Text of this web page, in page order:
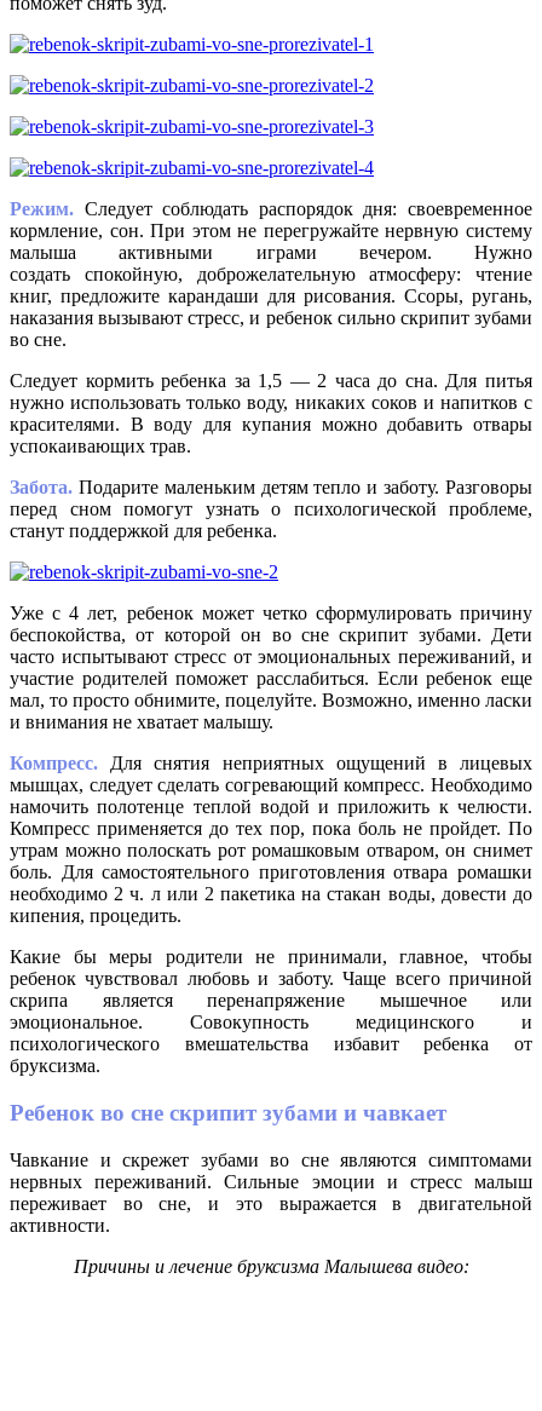
Режим. Следует соблюдать распорядок дня: своевременное
кормление, сон. При этом не перегружайте нервную систему
малыша активными играми вечером. Нужно
создать спокойную, доброжелательную атмосферу: чтение
книг, предложите карандаши для рисования. Ссоры, ругань,
наказания вызывают стресс, и ребенок сильно скрипит зубами
во сне.
Следует кормить ребенка за 1,5 — 2 часа до сна. Для питья
нужно использовать только воду, никаких соков и напитков с
красителями. В воду для купания можно добавить отвары
успокаивающих трав.
Забота. Подарите маленьким детям тепло и заботу. Разговоры
перед сном помогут узнать о психологической проблеме,
станут поддержкой для ребенка.
Уже с 4 лет, ребенок может четко сформулировать причину
беспокойства, от которой он во сне скрипит зубами. Дети
часто испытывают стресс от эмоциональных переживаний, и
участие родителей поможет расслабиться. Если ребенок еще
мал, то просто обнимите, поцелуйте. Возможно, именно ласки
и внимания не хватает малышу.
Компресс. Для снятия неприятных ощущений в лицевых
мышцах, следует сделать согревающий компресс. Необходимо
намочить полотенце теплой водой и приложить к челюсти.
Компресс применяется до тех пор, пока боль не пройдет. По
утрам можно полоскать рот ромашковым отваром, он снимет
боль. Для самостоятельного приготовления отвара ромашки
необходимо 2 ч. л или 2 пакетика на стакан воды, довести до
кипения, процедить.
Какие бы меры родители не принимали, главное, чтобы
ребенок чувствовал любовь и заботу. Чаще всего причиной
скрипа является перенапряжение мышечное или
эмоциональное. Совокупность медицинского и
психологического вмешательства избавит ребенка от
бруксизма.
Ребенок во сне скрипит зубами и чавкает
Чавкание и скрежет зубами во сне являются симптомами
нервных переживаний. Сильные эмоции и стресс малыш
переживает во сне, и это выражается в двигательной
активности.
Причины и лечение бруксизма Малышева видео: